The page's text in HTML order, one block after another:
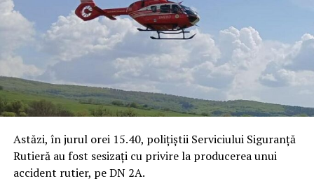
Astăzi, în jurul orei 15.40, polițiștii Serviciului Siguranță
Rutieră au fost sesizați cu privire la producerea unui
accident rutier, pe DN 2A.